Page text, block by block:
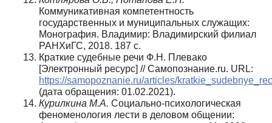
Коммуникативная компетентность
государственных и муниципальных служащих:
Монография. Владимир: Владимирский филиал
РАНХиГС, 2018. 187 с.
Краткие судебные речи Ф.Н. Плевако
[Электронный ресурс] // Самопознание.ru. URL:
https://samopoznanie.ru/articles/
(дата обращения: 01.02.2021).
Курилкина М.А. Социально-психологическая
феноменология лести в деловом общении: